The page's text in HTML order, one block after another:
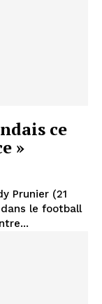
ce
»
Prunier (21
le football